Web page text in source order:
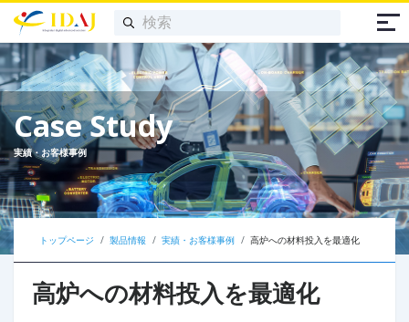
Case Study
実績・お客様事例
トップページ 製品情報 実績・お客様事例 高炉への材料投入を最適化
高炉への材料投入を最適化